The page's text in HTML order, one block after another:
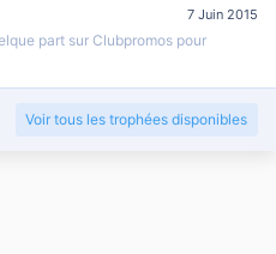
7 Juin 2015
part sur Clubpromos pour
Voir tous les trophées disponibles